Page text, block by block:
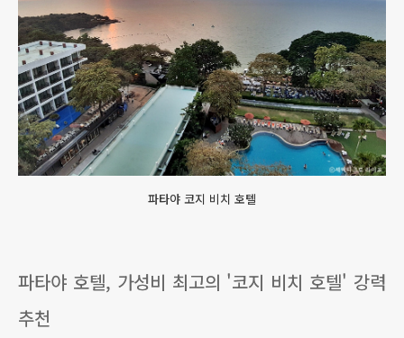
파타야 코지 비치 호텔
파타야 호텔, 가성비 최고의 '코지 비치 호텔' 강력
추천